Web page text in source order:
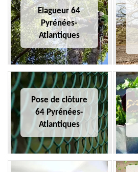
Elagueur 64
Pyrénées-
Atlantiques
Pose de clôture
64 Pyrénées-
Atlantiques